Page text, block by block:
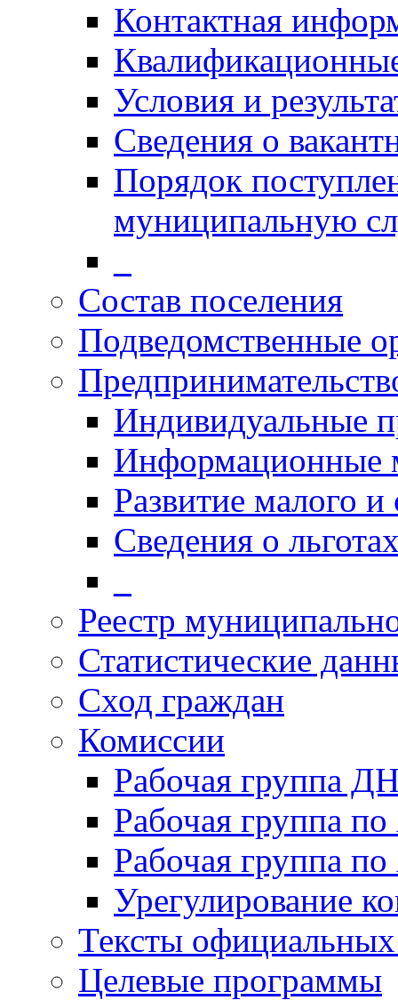
Контактная
Условия и
Сведения о
Порядок
муниципальную
Состав поселения
Подведомственные
Индивидуальные
Информационные
Развитие малого и
Сведения о
Реестр
Статистические
Сход граждан
Комиссии
Рабочая группа
Рабочая группа
Рабочая группа
Урегулирование
Тексты
Целевые программы